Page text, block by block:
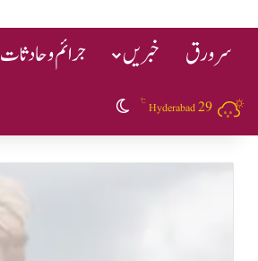
سرورق خبریں جرائم و حادثات
Hyderabad29
℃